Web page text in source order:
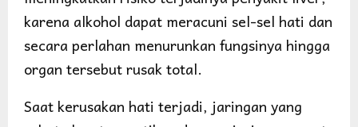
karena alkohol dapat meracuni sel-sel hati dan
secara perlahan menurunkan fungsinya hingga
organ tersebut rusak total.
Saat kerusakan hati terjadi, jaringan yang